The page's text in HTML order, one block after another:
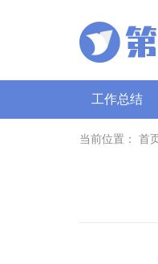
工作总结
策划书
当前位置： 首页